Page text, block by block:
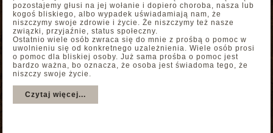
pozostajemy głusi na jej wołanie i dopiero choroba, nasza lub
kogoś bliskiego, albo wypadek uświadamiają nam, że
niszczymy swoje zdrowie i życie. Że niszczymy też nasze
związki, przyjaźnie, status społeczny.
Ostatnio wiele osób zwraca się do mnie z prośbą o pomoc w
uwolnieniu się od konkretnego uzależnienia. Wiele osób prosi
o pomoc dla bliskiej osoby. Już sama prośba o pomoc jest
bardzo ważna, bo oznacza, że osoba jest świadoma tego, że
niszczy swoje życie.
Czytaj więcej...